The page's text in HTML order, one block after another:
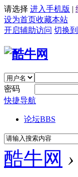
请选择 进入手机版 |
设为首页收藏本站
开启辅助访问 切换
密码
快捷导航
论坛BBS
酷牛网 ›